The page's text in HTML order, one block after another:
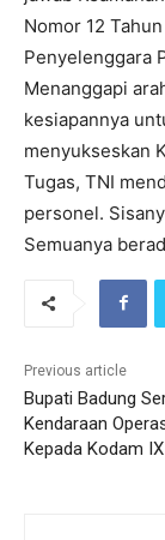
Nomor 12
Penyelenggara
Menanggapi
kesiapannya
menyukseskan
Tugas, TNI
personel.
Semuanya
Previous article
Bupati Badung
Kendaraan
Kepada Kodam